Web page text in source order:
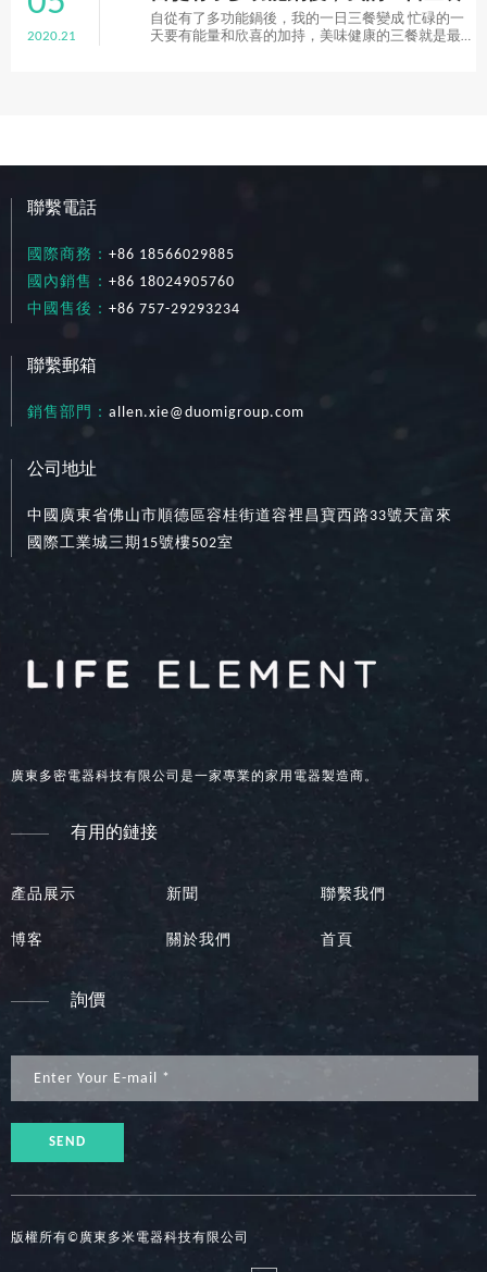
2020.21
自從有了多功能鍋後，我的一日三餐變成 忙碌的一
天要有能量和欣喜的加持，美味健康的三餐就是最好
聯繫電話
國際商務： +86 18566029885
國內銷售： +86 18024905760
中國售後： +86 757-29293234
聯繫郵箱
銷售部門： allen.xie@duomigroup.com
公司地址
中國廣東省佛山市順德區容桂街道容裡昌寶西路33號天富來
國際工業城三期15號樓502室
廣東多密電器科技有限公司是一家專業的家用電器製造商。
有用的鏈接
產品展示 新聞 聯繫我們
博客 關於我們 首頁
詢價
SEND
版權所有©廣東多米電器科技有限公司